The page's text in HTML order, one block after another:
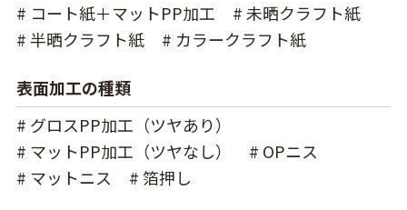
# コート紙＋マットPP加工
# 未晒クラフト紙
# 半晒クラフト紙
# カラークラフト紙
表面加工の種類
# グロスPP加工（ツヤあり）
# マットPP加工（ツヤなし）
# OPニス
# マットニス
# 箔押し